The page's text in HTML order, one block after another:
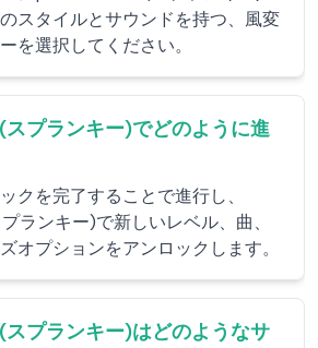
スタイルとサウンドを持つ、風変
を選択してください。
プランキー)でどのように進
クを完了することで進行し、
ランキー)で新しいレベル、曲、
オプションをアンロックします。
プランキー)はどのようなサ